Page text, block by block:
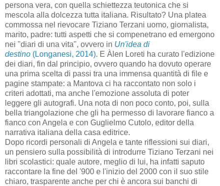
persona vera, con quella schiettezza teutonica che si
mescola alla dolcezza tutta italiana. Risultato? Una platea
commossa nel rievocare Tiziano Terzani uomo, giornalista,
marito, padre: tutti aspetti che si compenetrano ed emergono
nei "diari di una vita", ovvero in Un'idea di
destino (Longanesi, 2014). E Àlen Loreti ha curato l'edizione
dei diari, fin dal principio, ovvero quando ha dovuto operare
una prima scelta di passi tra una immensa quantità di file e
pagine stampate: a Mantova ci ha raccontato non solo i
criteri adottati, ma anche l'emozione assoluta di poter
leggere gli autografi. Una nota di non poco conto, poi, sulla
bella triangolazione che gli ha permesso di lavorare fianco a
fianco con Angela e con Guglielmo Cutolo, editor della
narrativa italiana della casa editrice.
Dopo ricordi personali di Angela e tante riflessioni sui diari,
un pensiero sulla possibilità di introdurre Tiziano Terzani nei
libri scolastici: quale autore, meglio di lui, ha infatti saputo
raccontare la fine del '900 e l'inizio del 2000 con il suo stile
chiaro, trasparente anche per chi è ancora sui banchi di